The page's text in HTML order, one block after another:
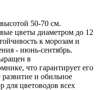
50-70 см.
цветы диаметром до 12
к морозам и
- июнь-сентябрь.
в
что гарантирует его
развитие и обильное
цветоводов всех